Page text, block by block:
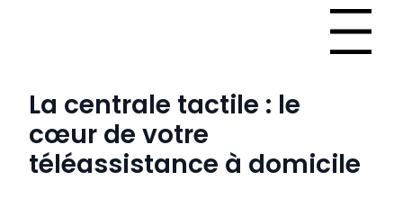
Menu
La centrale tactile : le
cœur de votre
téléassistance à domicile